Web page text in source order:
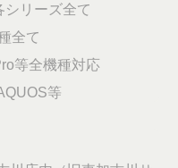
シリーズ全て
全て
等全機種対応
等